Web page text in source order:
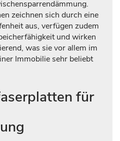
zeichnen sich durch eine
aus, verfügen zudem
und wirken
was sie vor allem im
Immobilie sehr beliebt
für